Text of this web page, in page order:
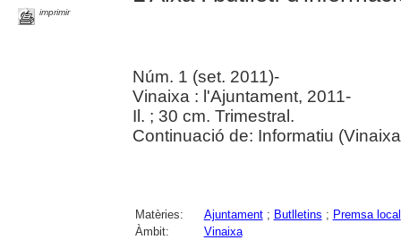
imprimir
Núm. 1 (set. 2011)-
Vinaixa : l'Ajuntament, 2011-
Il. ; 30 cm. Trimestral.
Continuació de: Informatiu
Matèries: Ajuntament; Butlletins ; Premsa local
Àmbit:
Vinaixa